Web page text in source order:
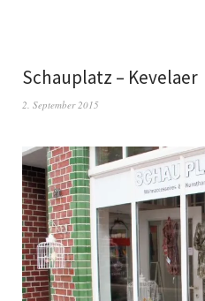
Schauplatz – Kevelaer
2. September 2015